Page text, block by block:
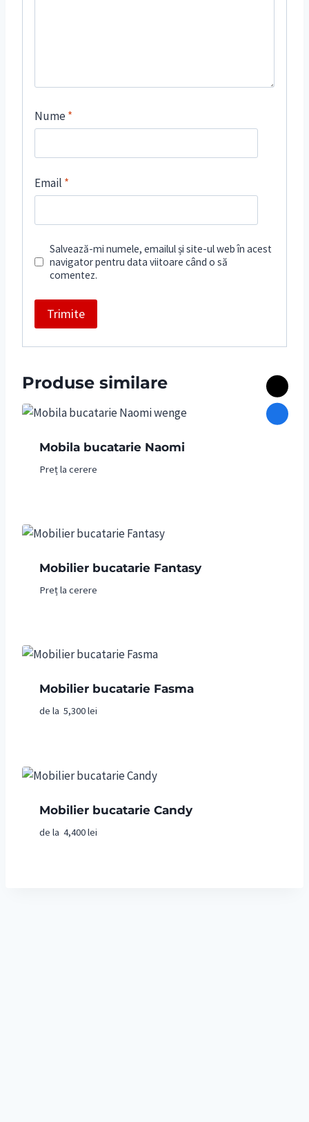
Nume*
Email *
Salvează-mi numele, emailul și site-ul web în acest
navigator pentru data viitoare când o să
comentez.
Produse similare
Mobila bucatarie Naomi
Preț la cerere
Mobilier bucatarie Fantasy
Preț la cerere
Mobilier bucatarie Fasma
de la 5,300lei
Mobilier bucatarie Candy
de la 4,400lei